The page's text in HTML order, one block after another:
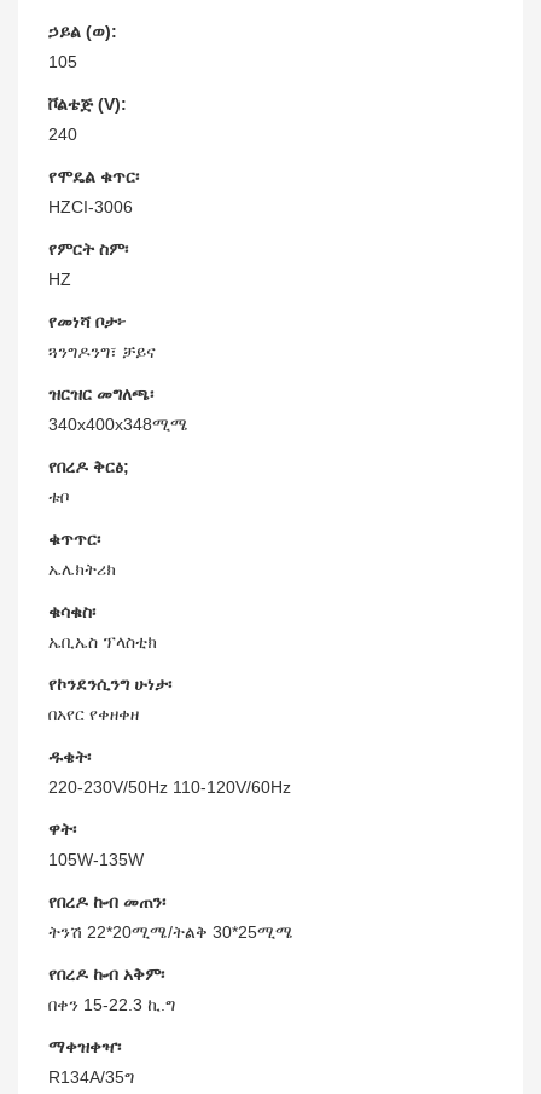
ኃይል (ወ):
105
ቮልቴጅ (V):
240
የሞዴል ቁጥር፡
HZCI-3006
የምርት ስም፡
HZ
የመነሻ ቦታ፦
ጓንግዶንግ፣ ቻይና
ዝርዝር መግለጫ፡
340x400x348ሚሜ
የበረዶ ቅርፅ;
ቱቦ
ቁጥጥር፡
ኤሌክትሪክ
ቁሳቁስ፡
ኤቢኤስ ፕላስቲክ
የኮንደንሲንግ ሁነታ፡
በአየር የቀዘቀዘ
ዱቄት፡
220-230V/50Hz 110-120V/60Hz
ዋት፡
105W-135W
የበረዶ ኩብ መጠን፡
ትንሽ 22*20ሚሜ/ትልቅ 30*25ሚሜ
የበረዶ ኩብ አቅም፡
በቀን 15-22.3 ኪ.ግ
ማቀዝቀዣ፡
R134A/35ግ